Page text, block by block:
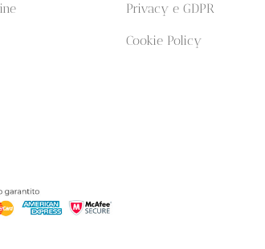
Privacy e GDPR
Cookie Policy